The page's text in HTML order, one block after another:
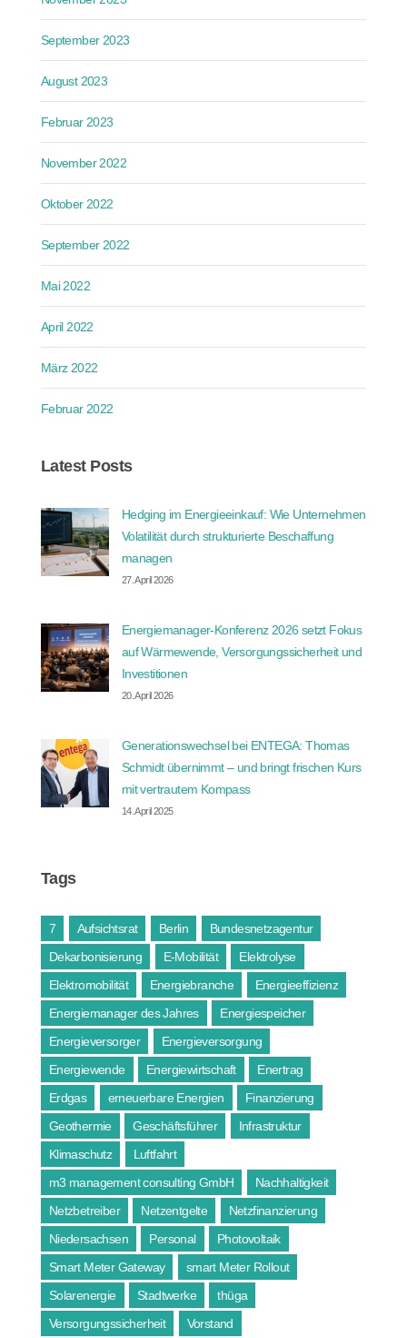
September 2023
August 2023
Februar 2023
November 2022
Oktober 2022
September 2022
Mai 2022
April 2022
März 2022
Februar 2022
Latest Posts
Hedging im Energieeinkauf: Wie Unternehmen
Volatilität durch strukturierte Beschaffung
managen
27. April 2026
Energiemanager-Konferenz 2026 setzt Fokus
auf Wärmewende, Versorgungssicherheit und
Investitionen
20. April 2026
Generationswechsel bei ENTEGA: Thomas
Schmidt übernimmt – und bringt frischen Kurs
mit vertrautem Kompass
14. April 2025
Tags
7 Aufsichtsrat Berlin
Bundesnetzagentur
Dekarbonisierung
E-Mobilität
Elektrolyse
Elektromobilität
Energiebranche
Energieeffizienz
Energiemanager des Jahres
Energiespeicher
Energieversorger
Energieversorgung
Energiewende
Energiewirtschaft
Enertrag
Erdgas
erneuerbare Energien
Finanzierung
Geothermie
Geschäftsführer
Infrastruktur
Klimaschutz
Luftfahrt
m3 management consulting GmbH
Nachhaltigkeit
Netzbetreiber
Netzentgelte
Netzfinanzierung
Niedersachsen
Personal
Photovoltaik
Smart Meter Gateway
smart Meter Rollout
Solarenergie
Stadtwerke
thüga
Versorgungssicherheit
Vorstand